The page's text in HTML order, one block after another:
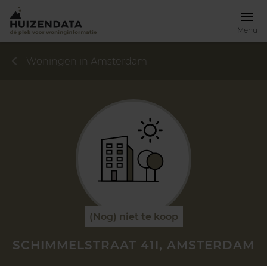
Menu
Woningen in Amsterdam
(Nog) niet te koop
SCHIMMELSTRAAT 41I, AMSTERDAM